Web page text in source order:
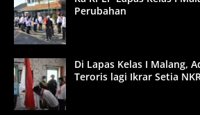
Perubahan
Di Lapas Kelas I Malang,
Teroris lagi Ikrar Setia